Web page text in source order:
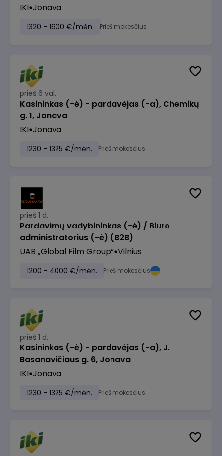
IKI Jonava
1320 - 1600 €/mėn. Prieš mokesčius
prieš 6 val.
Kasininkas (-ė) - pardavėjas (-a), Chemikų
g. 1, Jonava
IKI Jonava
1230 - 1325 €/mėn. Prieš mokesčius
prieš 1 d.
Pardavimų vadybininkas (-ė) / Biuro
administratorius (-ė) (B2B)
UAB „Global Film Group“ Vilnius
1200 - 4000 €/mėn. Prieš mokesčius
prieš 1 d.
Kasininkas (-ė) - pardavėjas (-a), J.
Basanavičiaus g. 6, Jonava
IKI Jonava
1230 - 1325 €/mėn. Prieš mokesčius